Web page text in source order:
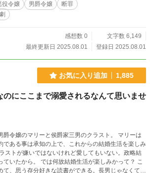
役令嬢 男爵令嬢
断罪
感想数 0
文字数 6,149
最終更新日 2025.08.01
登録日 2025.08.01
お気に入り追加 1,885
のにここまで溺愛されるなんて思いませ
嬢のマリーと侯爵家三男のクラスト。 マリーは
である事は承知の上で、これからの結婚生活を楽しみ
生活が楽しみかって？ こ
て、思う存分好きな読書ができる。長男じゃなくて三